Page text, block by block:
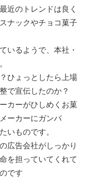
近のトレンドは良く
ナックやチョコ菓子
いるようで、本社・
ひょっとしたら上場
で宣伝したのか？
カーがひしめくお菓
ーカーにガンバ
いものです。
広告会社がしっかり
を担っていてくれて
です